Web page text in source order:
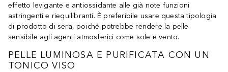
effetto levigante e antiossidante alle già note funzioni
astringenti e riequilibranti. È preferibile usare questa tipologia
di prodotto di sera, poiché potrebbe rendere la pelle
sensibile agli agenti atmosferici come sole e vento.
PELLE LUMINOSA E PURIFICATA CON UN
TONICO VISO